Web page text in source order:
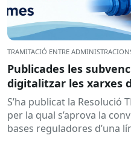
TRAMITACIÓ ENTRE
Publicades les
digitalitzar les xarxes
S’ha publicat la Resolució
per la qual s’aprova la
bases reguladores d’una